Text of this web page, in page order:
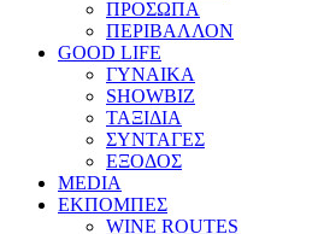
ΠΡΟΣΩΠΑ
ΠΕΡΙΒΑΛΛΟΝ
GOOD LIFE
ΓΥΝΑΙΚΑ
SHOWBIZ
ΤΑΞΙΔΙΑ
ΣΥΝΤΑΓΕΣ
ΕΞΟΔΟΣ
MEDIA
ΕΚΠΟΜΠΕΣ
WINE ROUTES